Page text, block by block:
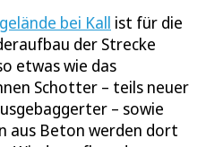
bei Kall ist für die
der Strecke
etwas wie das
Schotter – teils neuer
– sowie
aus Beton werden dort